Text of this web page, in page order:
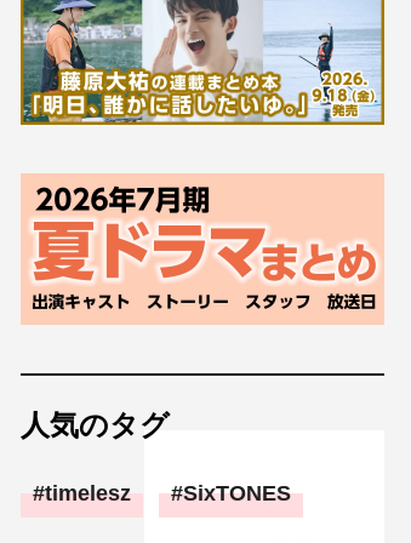
人気のタグ
timelesz SixTONES